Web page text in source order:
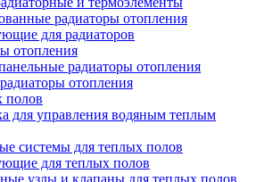
радиаторы отопления
для радиаторов
отопления
радиаторы отопления
отопления
полов
для управления водяным теплым
системы для теплых полов
для теплых полов
узлы и клапаны для теплых полов